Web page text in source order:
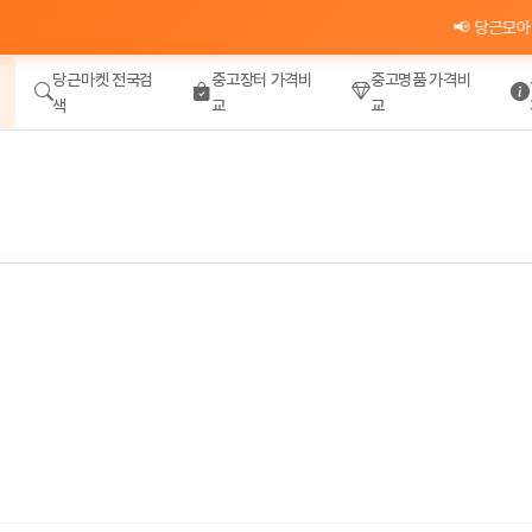
📢 당근모아 카카
당근마켓 전국검
색
중고장터 가격비
교
중고명품 가격비
교